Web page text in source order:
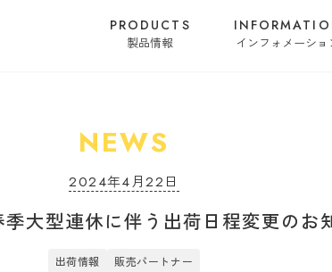
PRODUCTS
製品情報 インフォメーショ
NEWS
2024年4月22日
季大型連休に伴う出荷日程変更のお
出荷情報 販売パートナー